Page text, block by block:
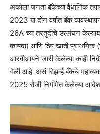
अकोला जनता बॅंकेच्या वैधानिक
2023 या दोन वर्षात बॅंक
26A च्या तरतुदींचे उल्लंघन
कायदा) आणि ‘ठेव खाती प्राथमिक
आरबीआयने जारी केलेल्या काही
गेली आहे. असं रिझर्व्ह बँकेचे
2025 रोजी निर्गमित केलेल्या